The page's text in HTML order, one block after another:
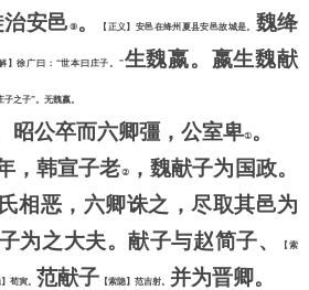
治安邑 ⑨。 【正义】安邑在绛州夏县安邑故城是。 魏绛
】徐广曰： “世本曰庄子。”生魏嬴。嬴生魏献
之子”。无魏嬴。
昭公卒而六卿彊，公室卑① 。
，韩宣子老②，魏献子为国政。
相恶，六卿诛之，尽取其邑为
为之大夫。献子与赵简子、
【索
】荀寅。 范献子 【索隐】范吉射。
并为晋卿。